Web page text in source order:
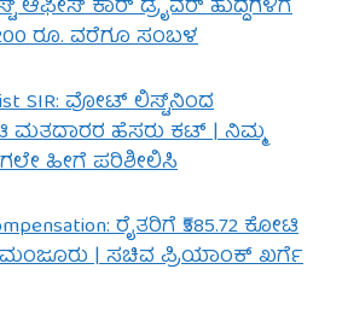
ಆಫೀಸ್ ಕಾರ್ ಡ್ರೈವರ್ ಹುದ್ದೆಗಳಿಗೆ
ರೂ. ವರೆಗೂ ಸಂಬಳ
SIR: ವೋಟ್ ಲಿಸ್ಟ್‌ನಿಂದ
ಮತದಾರರ ಹೆಸರು ಕಟ್ | ನಿಮ್ಮ
ಹೀಗೆ ಪರಿಶೀಲಿಸಿ
ರೈತರಿಗೆ ₹585.72 ಕೋಟಿ
| ಸಚಿವ ಪ್ರಿಯಾಂಕ್ ಖರ್ಗೆ